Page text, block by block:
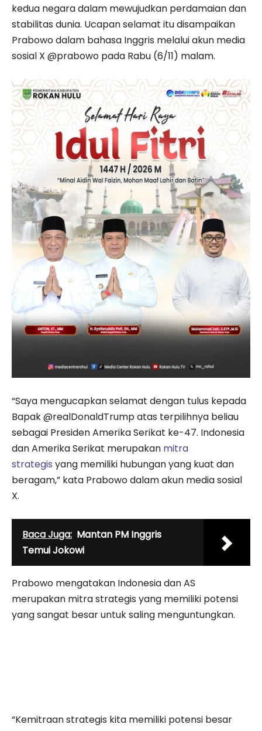
kedua negara dalam mewujudkan perdamaian dan
stabilitas dunia. Ucapan selamat itu disampaikan
Prabowo dalam bahasa Inggris melalui akun media
sosial X @prabowo pada Rabu (6/11) malam.
“Saya mengucapkan selamat dengan tulus kepada
Bapak @realDonaldTrump atas terpilihnya beliau
sebagai Presiden Amerika Serikat ke-47. Indonesia
dan Amerika Serikat merupakan mitra
strategis yang memiliki hubungan yang kuat dan
beragam,” kata Prabowo dalam akun media sosial
X.
Baca Juga: Mantan PM Inggris
Temui Jokowi
Prabowo mengatakan Indonesia dan AS
merupakan mitra strategis yang memiliki potensi
yang sangat besar untuk saling menguntungkan.
“Kemitraan strategis kita memiliki potensi besar